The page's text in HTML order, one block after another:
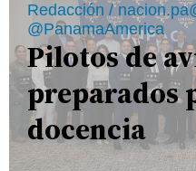
Redacción /
@PanamaAmerica
Pilotos de
preparados
docencia